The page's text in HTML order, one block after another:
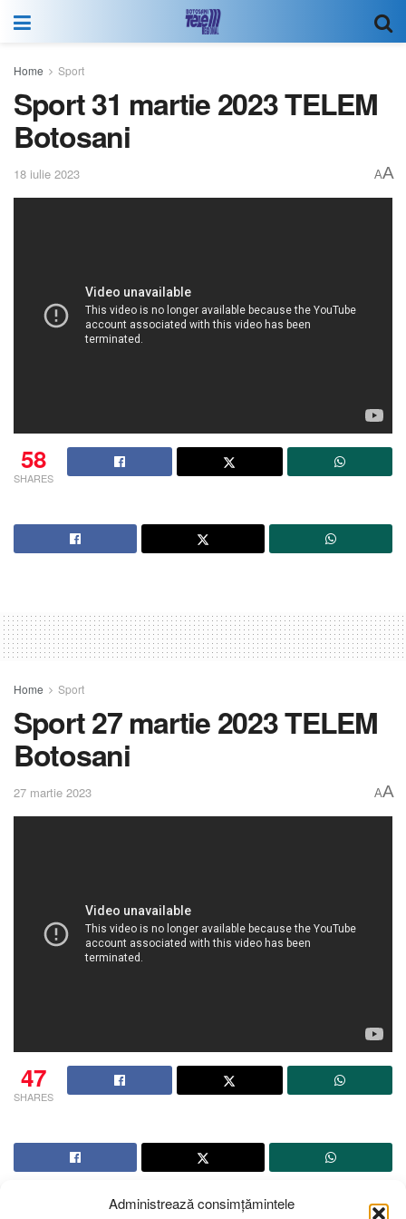
Administrează consimțămintele
Home Sport
Sport 31 martie 2023 TELEM
Botosani
18 iulie 2023 AA
58
SHARES
Home Sport
Sport 27 martie 2023 TELEM
Botosani
27 martie 2023 AA
47
SHARES